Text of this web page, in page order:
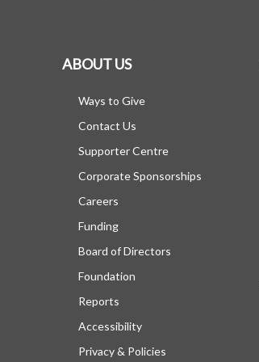
ABOUT US
Ways to Give
Contact Us
Supporter Centre
Corporate Sponsorships
Careers
Funding
Board of Directors
Foundation
Reports
Accessibility
Privacy & Policies